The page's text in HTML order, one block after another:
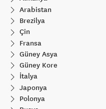
Arabistan
Brezilya
Çin
Fransa
Güney Asya
Güney Kore
İtalya
Japonya
Polonya